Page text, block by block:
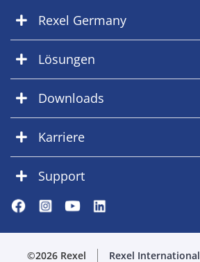
Rexel Germany
Lösungen
Downloads
Karriere
Support
©2026 Rexel Rexel International